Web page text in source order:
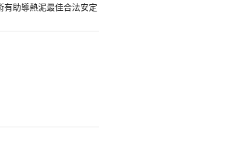
助導熱泥最佳合法安定